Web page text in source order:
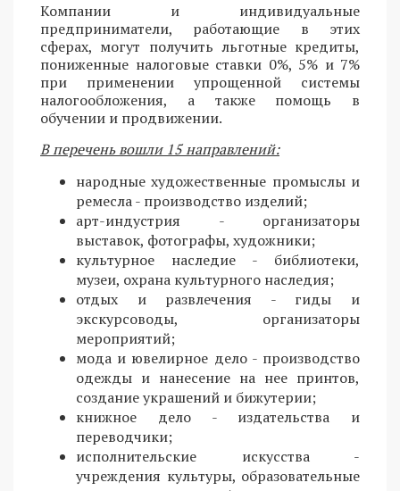
Компании и индивидуальные
предприниматели, работающие в этих
сферах, могут получить льготные кредиты,
пониженные налоговые ставки 0%, 5% и 7%
при применении упрощенной системы
налогообложения, а также помощь в
обучении и продвижении.
В перечень вошли 15 направлений:
народные художественные промыслы и
ремесла - производство изделий;
арт-индустрия - организаторы
выставок, фотографы, художники;
культурное наследие - библиотеки,
музеи, охрана культурного наследия;
отдых и развлечения - гиды и
экскурсоводы, организаторы
мероприятий;
мода и ювелирное дело - производство
одежды и нанесение на нее принтов,
создание украшений и бижутерии;
книжное дело - издательства и
переводчики;
исполнительские искусства -
учреждения культуры, образовательные